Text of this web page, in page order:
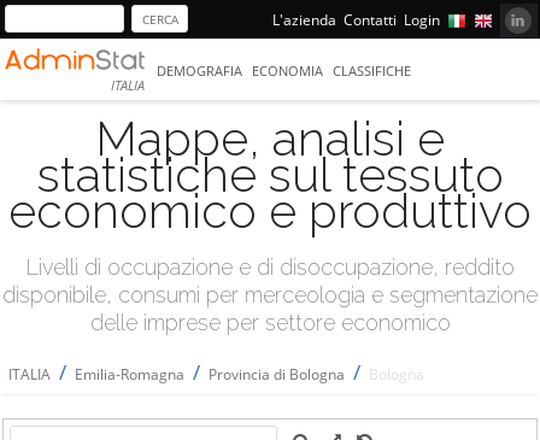
L'azienda Contatti Login
ITALIA
DEMOGRAFIA ECONOMIA CLASSIFICHE
Mappe, analisi e
statistiche sul tessuto
economico e produttivo
Livelli di occupazione e di disoccupazione, reddito
disponibile, consumi per merceologia e segmentazione
delle imprese per settore economico
ITALIA / Emilia-Romagna / Provincia di Bologna / Bologna